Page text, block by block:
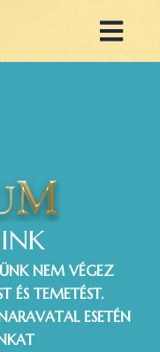
NEM VÉGEZ
ÉS TEMETÉST.
ESETÉN